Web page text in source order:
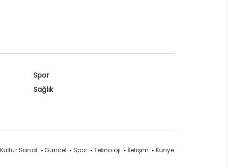
Spor
Sağlık
Kültür Sanat Güncel Spor Teknoloji İletişim Künye